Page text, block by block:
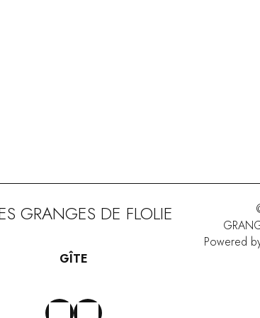
GRANGES DE FLOLIE
GÎTE
Powered